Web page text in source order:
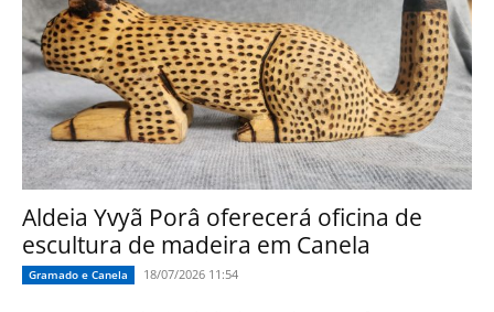
Aldeia Yvyã Porâ oferecerá oficina de
escultura de madeira em Canela
Gramado e Canela 18/07/2026 11:54